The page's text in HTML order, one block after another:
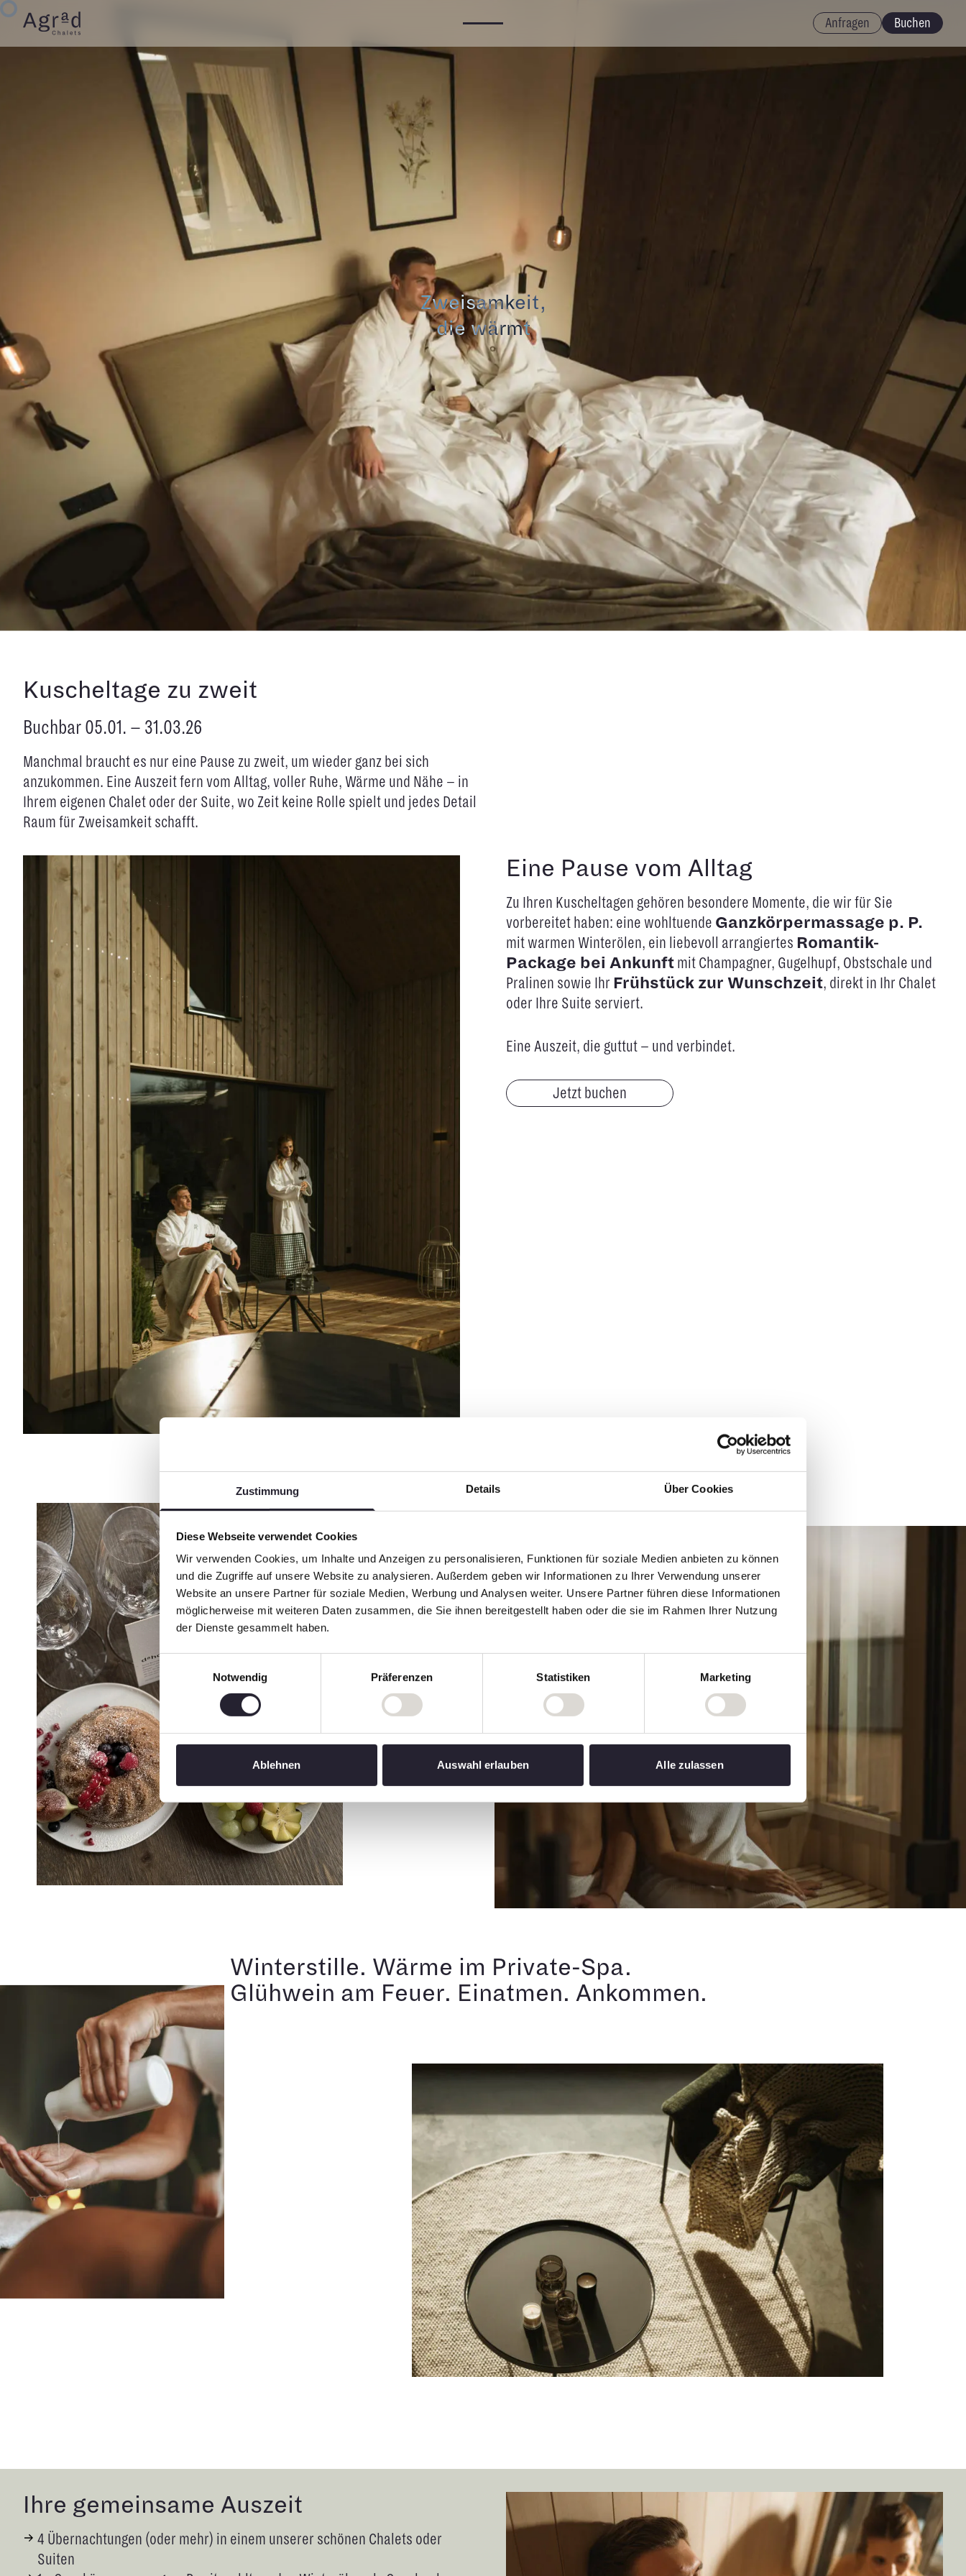
Zustimmung Details Über Cookies
Diese Webseite verwendet Cookies
Wir verwenden Cookies, um Inhalte und Anzeigen zu personalisieren, Funktionen für soziale Medien anbieten zu können
und die Zugriffe auf unsere Website zu analysieren. Außerdem geben wir Informationen zu Ihrer Verwendung unserer
Website an unsere Partner für soziale Medien, Werbung und Analysen weiter. Unsere Partner führen diese Informationen
möglicherweise mit weiteren Daten zusammen, die Sie ihnen bereitgestellt haben oder die sie im Rahmen Ihrer Nutzung
der Dienste gesammelt haben.
Einwilligungsauswahl
Notwendig
Präferenzen Statistiken Marketing
Ablehnen Auswahl erlauben Alle zulassen
Anfragen Buchen
Zweisamkeit,
die wärmt
Kuscheltage zu zweit
Buchbar 05.01. – 31.03.26
Manchmal braucht es nur eine Pause zu zweit, um wieder ganz bei sich
anzukommen. Eine Auszeit fern vom Alltag, voller Ruhe, Wärme und Nähe – in
Ihrem eigenen Chalet oder der Suite, wo Zeit keine Rolle spielt und jedes Detail
Raum für Zweisamkeit schafft.
Eine Pause vom Alltag
Zu Ihren Kuscheltagen gehören besondere Momente, die wir für Sie
vorbereitet haben: eine wohltuende Ganzkörpermassage p. P.
mit warmen Winterölen, ein liebevoll arrangiertes Romantik-
Package bei Ankunft mit Champagner, Gugelhupf, Obstschale und
Pralinen sowie Ihr Frühstück zur Wunschzeit, direkt in Ihr Chalet
oder Ihre Suite serviert.
Eine Auszeit, die guttut – und verbindet.
Jetzt buchen
Winterstille. Wärme im Private-Spa.
Glühwein am Feuer. Einatmen. Ankommen.
Ihre gemeinsame Auszeit
4 Übernachtungen (oder mehr) in einem unserer schönen Chalets oder
Suiten